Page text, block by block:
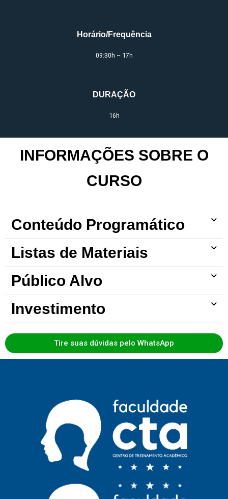
Horário/Frequência
09:30h – 17h
DURAÇÃO
16h
INFORMAÇÕES SOBRE O
CURSO
Conteúdo Programático
Listas de Materiais
Público Alvo
Investimento
Tire suas dúvidas pelo WhatsApp